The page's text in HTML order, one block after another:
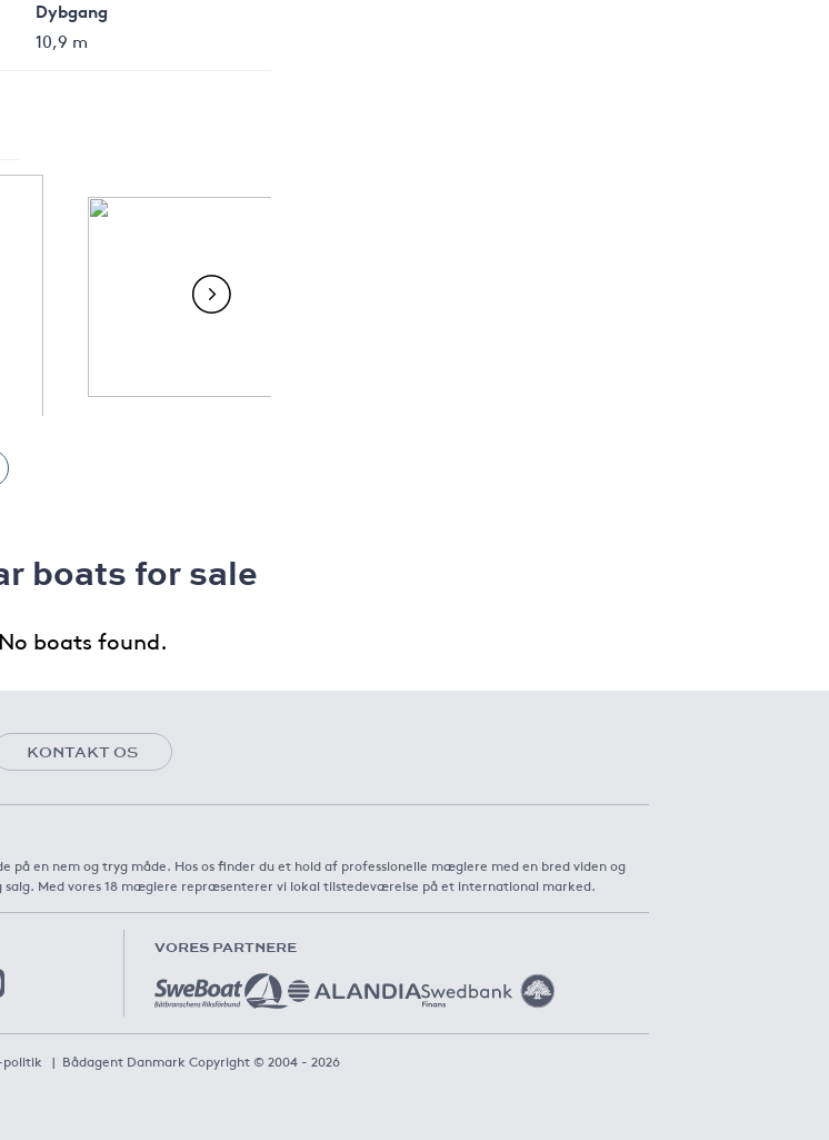
Dybgang
10,9 m
boats for sale
No boats found.
KONTAKT OS
på en nem og tryg måde. Hos os finder du et hold af professionelle mæglere med en bred viden og
salg. Med vores 18 mæglere repræsenterer vi lokal tilstedeværelse på et international marked.
VORES PARTNERE
politik | Bådagent Danmark Copyright © 2004 - 2026